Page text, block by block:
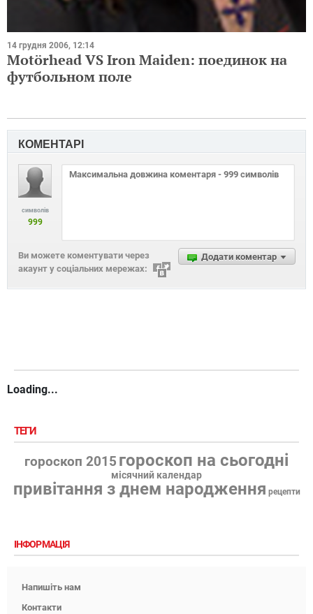
14 грудня 2006, 12:14
Motörhead VS Iron Maiden: поединок на
футбольном поле
КОМЕНТАРІ
символів
999
Додати коментар
Ви можете коментувати через
акаунт у соціальних мережах:
Loading...
ТЕГИ
гороскоп 2015 гороскоп на сьогодні
місячний календар
привітання з днем народження рецепти
ІНФОРМАЦІЯ
Напишіть нам
Контакти